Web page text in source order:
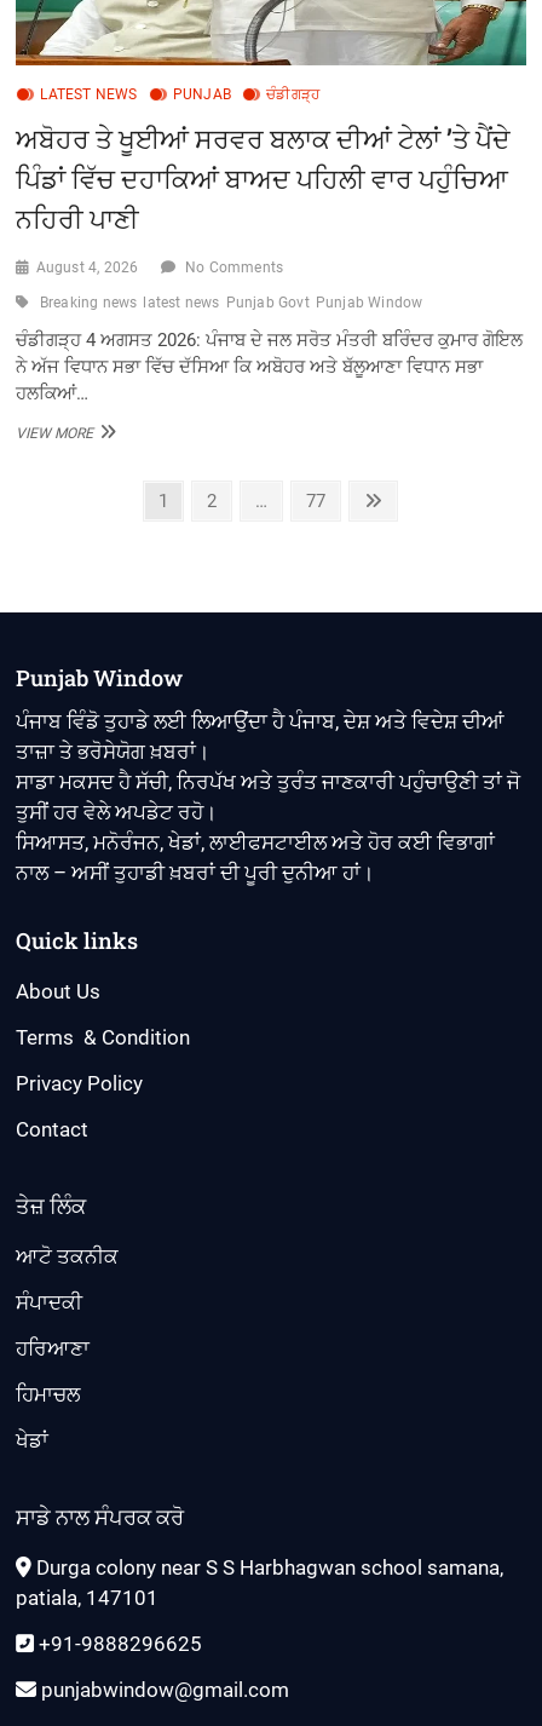
LATEST NEWS PUNJAB ਚੰਡੀਗੜ੍ਹ
ਅਬੋਹਰ ਤੇ ਖੂਈਆਂ ਸਰਵਰ ਬਲਾਕ ਦੀਆਂ ਟੇਲਾਂ ’ਤੇ ਪੈਂਦੇ
ਪਿੰਡਾਂ ਵਿੱਚ ਦਹਾਕਿਆਂ ਬਾਅਦ ਪਹਿਲੀ ਵਾਰ ਪਹੁੰਚਿਆ
ਨਹਿਰੀ ਪਾਣੀ
August 4, 2026 No Comments
Breaking news latest news Punjab Govt Punjab Window
ਚੰਡੀਗੜ੍ਹ 4 ਅਗਸਤ 2026: ਪੰਜਾਬ ਦੇ ਜਲ ਸਰੋਤ ਮੰਤਰੀ ਬਰਿੰਦਰ ਕੁਮਾਰ ਗੋਇਲ
ਨੇ ਅੱਜ ਵਿਧਾਨ ਸਭਾ ਵਿੱਚ ਦੱਸਿਆ ਕਿ ਅਬੋਹਰ ਅਤੇ ਬੱਲੂਆਣਾ ਵਿਧਾਨ ਸਭਾ
ਹਲਕਿਆਂ…
VIEW MOREਅਬੋਹਰ
ਦਹਾਕਿਆਂ
ਬਾਅਦ
ਪਹਿਲੀ
ਵਾਰ
ਪਹੁੰਚਿਆ
ਨਹਿਰੀ
ਪਾਣੀ
Page
1 Page
2 … Page
77
Punjab Window
ਪੰਜਾਬ ਵਿੰਡੋ ਤੁਹਾਡੇ ਲਈ ਲਿਆਉਂਦਾ ਹੈ ਪੰਜਾਬ, ਦੇਸ਼ ਅਤੇ ਵਿਦੇਸ਼ ਦੀਆਂ
ਤਾਜ਼ਾ ਤੇ ਭਰੋਸੇਯੋਗ ਖ਼ਬਰਾਂ।
ਸਾਡਾ ਮਕਸਦ ਹੈ ਸੱਚੀ, ਨਿਰਪੱਖ ਅਤੇ ਤੁਰੰਤ ਜਾਣਕਾਰੀ ਪਹੁੰਚਾਉਣੀ ਤਾਂ ਜੋ
ਤੁਸੀਂ ਹਰ ਵੇਲੇ ਅਪਡੇਟ ਰਹੋ।
ਸਿਆਸਤ, ਮਨੋਰੰਜਨ, ਖੇਡਾਂ, ਲਾਈਫਸਟਾਈਲ ਅਤੇ ਹੋਰ ਕਈ ਵਿਭਾਗਾਂ
ਨਾਲ – ਅਸੀਂ ਤੁਹਾਡੀ ਖ਼ਬਰਾਂ ਦੀ ਪੂਰੀ ਦੁਨੀਆ ਹਾਂ।
Quick links
About Us
Terms & Condition
Privacy Policy
Contact
ਤੇਜ਼ ਲਿੰਕ
ਆਟੋ ਤਕਨੀਕ
ਸੰਪਾਦਕੀ
ਹਰਿਆਣਾ
ਹਿਮਾਚਲ
ਖੇਡਾਂ
ਸਾਡੇ ਨਾਲ ਸੰਪਰਕ ਕਰੋ
Durga colony near S S Harbhagwan school samana,
patiala, 147101
+91-9888296625
punjabwindow@gmail.com